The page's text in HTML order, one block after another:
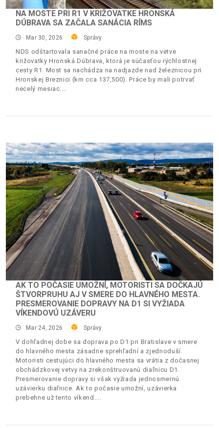
NA MOSTE PRI R1 V KRIŽOVATKE HRONSKÁ
DÚBRAVA SA ZAČALA SANÁCIA RÍMS
Mar 30, 2026 Správy
NDS odštartovala sanačné práce na moste na vetve
križovatky Hronská Dúbrava, ktorá je súčasťou rýchlostnej
cesty R1. Most sa nachádza na nadjazde nad železnicou pri
Hronskej Breznici (km cca 137,500). Práce by mali potrvať
necelý mesiac.
AK TO POČASIE UMOŽNÍ, MOTORISTI SA DOČKAJÚ
ŠTVORPRUHU AJ V SMERE DO HLAVNÉHO MESTA.
PRESMEROVANIE DOPRAVY NA D1 SI VYŽIADA
VÍKENDOVÚ UZÁVERU
Mar 24, 2026 Správy
V dohľadnej dobe sa doprava po D1 pri Bratislave v smere
do hlavného mesta zásadne sprehľadní a zjednoduší.
Motoristi cestujúci do hlavného mesta sa vrátia z dočasnej
obchádzkovej vetvy na zrekonštruovanú diaľnicu D1.
Presmerovanie dopravy si však vyžiada jednosmernú
uzávierku diaľnice. Ak to počasie umožní, uzávierka
prebehne už tento víkend.